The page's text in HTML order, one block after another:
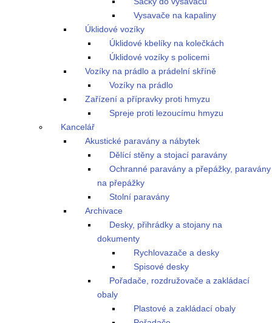
Vysavače na kapaliny
Úklidové vozíky
Úklidové kbelíky na kolečkách
Úklidové vozíky s policemi
Vozíky na prádlo a prádelní skříně
Vozíky na prádlo
Zařízení a přípravky proti hmyzu
Spreje proti lezoucímu hmyzu
Kancelář
Akustické paravány a nábytek
Dělící stěny a stojací paravány
Ochranné paravány a přepážky, paravány
na přepážky
Stolní paravány
Archivace
Desky, přihrádky a stojany na
dokumenty
Rychlovazače a desky
Spisové desky
Pořadače, rozdružovače a zakládací
obaly
Plastové a zakládací obaly